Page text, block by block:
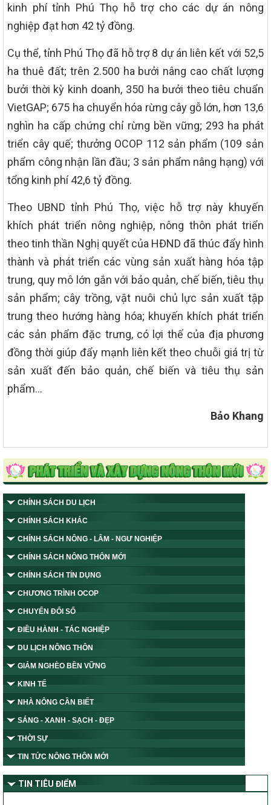
kinh phí tỉnh Phú Thọ hỗ trợ cho các dự án nông
nghiệp đạt hơn 42 tỷ đồng.
Cụ thể, tỉnh Phú Thọ đã hỗ trợ 8 dự án liên kết với 52,5
ha thuê đất; trên 2.500 ha bưởi nâng cao chất lượng
bưởi thời kỳ kinh doanh, 350 ha bưởi theo tiêu chuẩn
VietGAP; 675 ha chuyển hóa rừng cây gỗ lớn, hơn 13,6
nghìn ha cấp chứng chỉ rừng bền vững; 293 ha phát
triển cây quế; thưởng OCOP 112 sản phẩm (109 sản
phẩm công nhận lần đầu; 3 sản phẩm nâng hạng) với
tổng kinh phí 42,6 tỷ đồng.
Theo UBND tỉnh Phú Thọ, việc hỗ trợ này khuyến
khích phát triển nông nghiệp, nông thôn phát triển
theo tinh thần Nghị quyết của HĐND đã thúc đẩy hình
thành và phát triển các vùng sản xuất hàng hóa tập
trung, quy mô lớn gắn với bảo quản, chế biến, tiêu thụ
sản phẩm; cây trồng, vật nuôi chủ lực sản xuất tập
trung theo hướng hàng hóa; khuyến khích phát triển
các sản phẩm đặc trưng, có lợi thế của địa phương
đồng thời giúp đẩy mạnh liên kết theo chuỗi giá trị từ
sản xuất đến bảo quản, chế biến và tiêu thụ sản
phẩm…
Bảo Khang
CHÍNH SÁCH DU LỊCH
CHÍNH SÁCH KHÁC
CHÍNH SÁCH NÔNG - LÂM - NGƯ NGHIỆP
CHÍNH SÁCH NÔNG THÔN MỚI
CHÍNH SÁCH TÍN DỤNG
CHƯƠNG TRÌNH OCOP
CHUYỂN ĐỔI SỐ
ĐIỀU HÀNH - TÁC NGHIỆP
DU LỊCH NÔNG THÔN
GIẢM NGHÈO BỀN VỮNG
KINH TẾ
NHÀ NÔNG CẦN BIẾT
SÁNG - XANH - SẠCH - ĐẸP
THỜI SỰ
TIN TỨC NÔNG THÔN MỚI
TIN TIÊU ĐIỂM